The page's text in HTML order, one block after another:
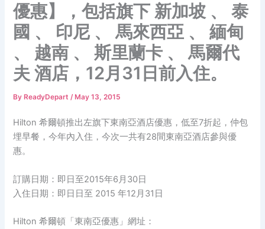
優惠】，包括旗下 新加坡 、 泰
國 、 印尼 、 馬來西亞 、 緬甸
、 越南 、 斯里蘭卡 、 馬爾代
夫 酒店，12月31日前入住。
By ReadyDepart/ May 13, 2015
Hilton 希爾頓推出左旗下東南亞酒店優惠，低至7折起，仲包
埋早餐，今年內入住，今次一共有28間東南亞酒店參與優
惠。
訂購日期：即日至2015年6月30日
入住日期：即日日至 2015 年12月31日
Hilton 希爾頓「東南亞優惠」網址：